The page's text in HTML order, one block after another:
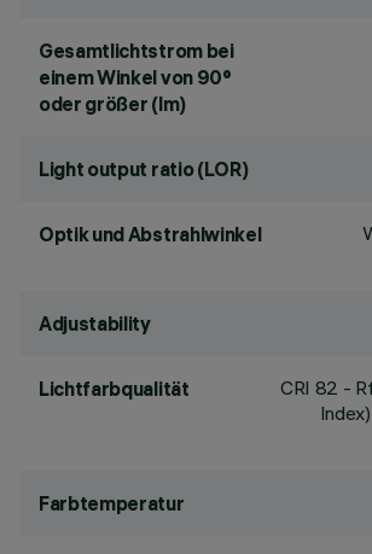
Gesamtlichtstrom bei
einem Winkel von 90°
oder größer (lm)
Light output ratio (LOR)
Optik und Abstrahlwinkel
Adjustability
Lichtfarbqualität CRI 82 -
Farbtemperatur